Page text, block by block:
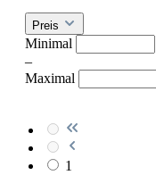
Preis
Minimal
–
Maximal
1